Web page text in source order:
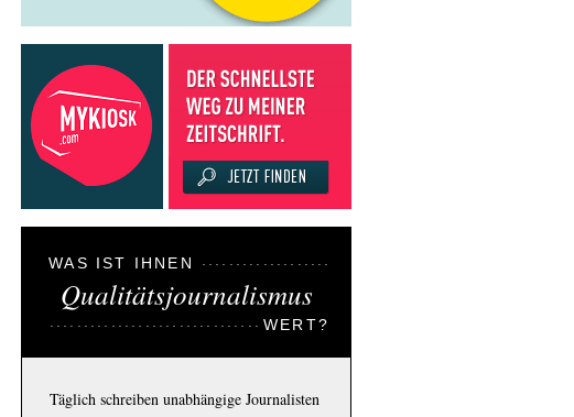
WAS IST IHNEN
Qualitätsjournalismus
WERT?
Täglich schreiben unabhängige Journalisten